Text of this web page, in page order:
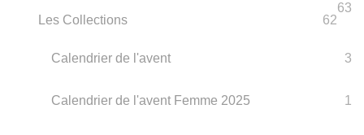
63
Les Collections
62
Calendrier de l'avent 3
Calendrier de l'avent Femme 2025 1